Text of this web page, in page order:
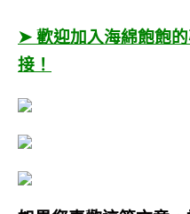
➤ 歡迎加入海綿飽飽
接！